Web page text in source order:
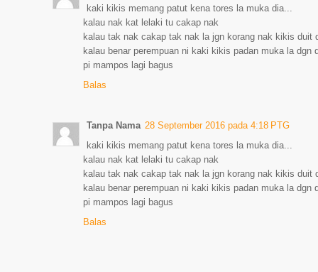
kaki kikis memang patut kena tores la muka dia...
kalau nak kat lelaki tu cakap nak
kalau tak nak cakap tak nak la jgn korang nak kikis duit
kalau benar perempuan ni kaki kikis padan muka la dgn
pi mampos lagi bagus
Balas
Tanpa Nama 28 September 2016 pada 4:18 PTG
kaki kikis memang patut kena tores la muka dia...
kalau nak kat lelaki tu cakap nak
kalau tak nak cakap tak nak la jgn korang nak kikis duit
kalau benar perempuan ni kaki kikis padan muka la dgn
pi mampos lagi bagus
Balas